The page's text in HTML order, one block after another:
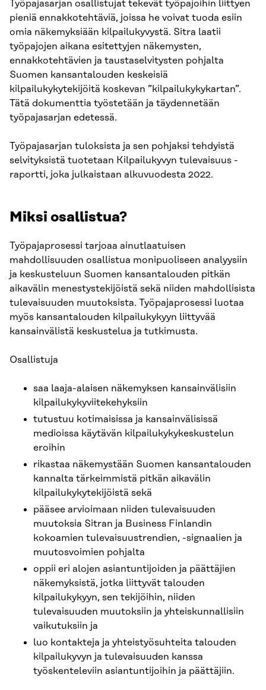
Työpajasarjan osallistujat tekevät työpajoihin liittyen
pieniä ennakkotehtäviä, joissa he voivat tuoda esiin
omia näkemyksiään kilpailukyvystä. Sitra laatii
työpajojen aikana esitettyjen näkemysten,
ennakkotehtävien ja taustaselvitysten pohjalta
Suomen kansantalouden keskeisiä
kilpailukykytekijöitä koskevan ”kilpailukykykartan”.
Tätä dokumenttia työstetään ja täydennetään
työpajasarjan edetessä.
Työpajasarjan tuloksista ja sen pohjaksi tehdyistä
selvityksistä tuotetaan Kilpailukyvyn tulevaisuus -
raportti, joka julkaistaan alkuvuodesta 2022.
Miksi osallistua?
Työpajaprosessi tarjoaa ainutlaatuisen
mahdollisuuden osallistua monipuoliseen analyysiin
ja keskusteluun Suomen kansantalouden pitkän
aikavälin menestystekijöistä sekä niiden mahdollisista
tulevaisuuden muutoksista. Työpajaprosessi luotaa
myös kansantalouden kilpailukykyyn liittyvää
kansainvälistä keskustelua ja tutkimusta.
Osallistuja
saa laaja-alaisen näkemyksen kansainvälisiin
kilpailukykyviitekehyksiin
tutustuu kotimaisissa ja kansainvälisissä
medioissa käytävän kilpailukykykeskustelun
eroihin
rikastaa näkemystään Suomen kansantalouden
kannalta tärkeimmistä pitkän aikavälin
kilpailukykytekijöistä sekä
pääsee arvioimaan niiden tulevaisuuden
muutoksia Sitran ja Business Finlandin
kokoamien tulevaisuustrendien, -signaalien ja
muutosvoimien pohjalta
oppii eri alojen asiantuntijoiden ja päättäjien
näkemyksistä, jotka liittyvät talouden
kilpailukykyyn, sen tekijöihin, niiden
tulevaisuuden muutoksiin ja yhteiskunnallisiin
vaikutuksiin ja
luo kontakteja ja yhteistyösuhteita talouden
kilpailukyvyn ja tulevaisuuden kanssa
työskenteleviin asiantuntijoihin ja päättäjiin.